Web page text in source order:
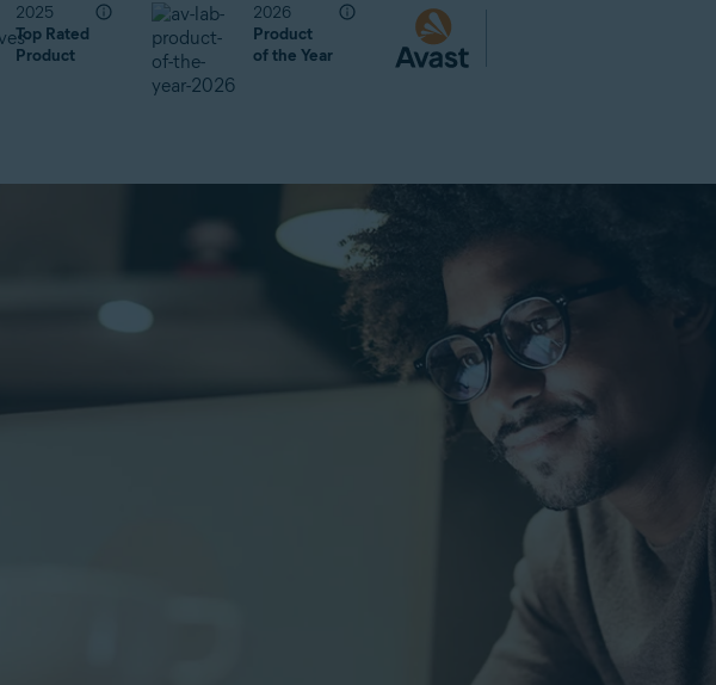
2025
Top Rated
Product
2026
Product
of the Year